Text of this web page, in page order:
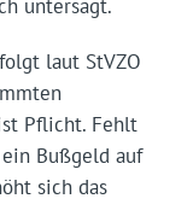
untersagt.
laut StVZO
Pflicht. Fehlt
Bußgeld auf
sich das